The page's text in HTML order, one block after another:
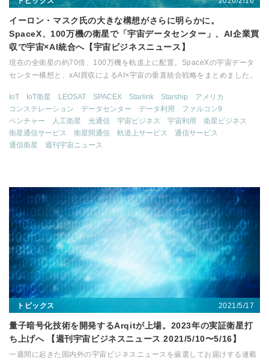
イーロン・マスク氏の大きな構想がさらに明らかに。
SpaceX、100万機の衛星で「宇宙データセンター」、AI企業買
収で宇宙×AI統合へ【宇宙ビジネスニュース】
現在の全衛星の約70倍、100万機を軌道上に配置。SpaceXの宇宙データ
センター構想と、xAI買収によるAI×宇宙の垂直統合戦略をまとめました。
IoT IoT衛星 LEOSAT SPACEX Starlink Starship
アメリカ
コンステレーション
データセンター データ利用
ファルコン9
ベンチャー
人工衛星 光通信 宇宙ビジネス 宇宙利用
衛星ビジネス
衛星通信サービス
衛星間通信 軌道上サービス
通信サービス
通信衛星
週刊宇宙ニュース
トピックス 2021/5/17
量子暗号化技術を開発するArqitが上場。2023年の実証衛星打
ち上げへ 【週刊宇宙ビジネスニュース 2021/5/10〜5/16】
一週間に起きた国内外の宇宙ビジネスニュースを厳選してお届けする連載